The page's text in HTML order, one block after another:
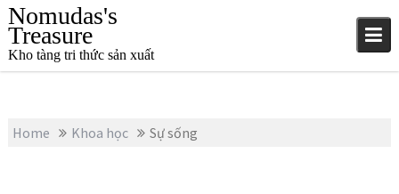
p
Nomudas's
Treasure
Kho tàng tri thức sản xuất
Home Khoa học Sự sống